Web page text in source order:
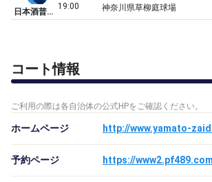
日本酒普及員
19:00
神奈川県草柳庭球場
コート情報
ご利用の際は各自治体の公式HPをご確認ください。
ホームページ
予約ページ https://